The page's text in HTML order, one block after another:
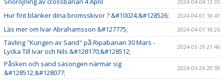
2024-04-04 12:35
Hur fint blänker dina bromsskivor ? &#10024;&#128526; 2024-04-01 18:41
Läs mer om Ivar Abrahamsson &#127775; 2024-04-01 18:26
Tävling "Kungen av Sand" på Ripabanan 30 Mars -
Lycka Till Ivar och Nils &#128170;&#128512;
2024-03-29 21:46
Påsken och sand säsongen närmar sig
&#128512;&#128077;
2024-03-26 20:59